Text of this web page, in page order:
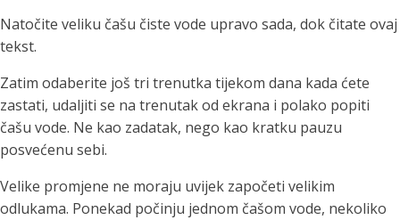
Natočite veliku čašu čiste vode upravo sada, dok čitate ovaj
tekst.
Zatim odaberite još tri trenutka tijekom dana kada ćete
zastati, udaljiti se na trenutak od ekrana i polako popiti
čašu vode. Ne kao zadatak, nego kao kratku pauzu
posvećenu sebi.
Velike promjene ne moraju uvijek započeti velikim
odlukama. Ponekad počinju jednom čašom vode, nekoliko